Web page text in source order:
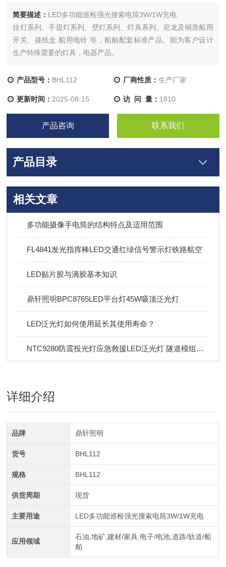
简要描述： LED多功能巡检强光搜索电筒3W/1W充电
挂灯系列、手提灯系列、壁灯系列、灯具系列、尼龙及铜质船用
开关、接线盒.船用电铃.等，船舶配套标准产品。能为客户设计
生产特殊需要的灯具，电器产品。
产品型号： BHL112 厂商性质： 生产厂家
更新时间： 2025-08-15 访 问 量： 1810
产品咨询 联系我们
产品目录
相关文章
多功能摄像手电筒的结构特点及适用范围
FL4841发光指挥棒LED交通红绿信号警示灯铁路航空
LED贴片胶与滴胶基本知识
鼎轩照明BPC8765LED平台灯45W吸顶泛光灯
LED泛光灯如何使用延长其使用寿命？
NTC9280防震投光灯应急救援LED泛光灯 隧道模组大功率防汛照明灯
详细介绍
品牌 鼎轩照明
货号 BHL112
规格 BHL112
供货周期 现货
主要用途 LED多功能巡检强光搜索电筒3W/1W充电
应用领域
石油,地矿,建材/家具,电子/电池,道路/轨道/船
舶